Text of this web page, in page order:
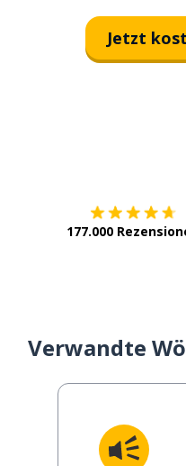
Jetzt
177.000
Verwandte